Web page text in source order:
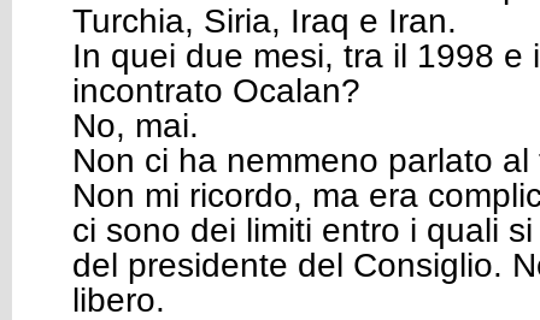
Turchia, Siria, Iraq e Iran.
In quei due mesi, tra il 1998 e
incontrato Ocalan?
No, mai.
Non ci ha nemmeno parlato
Non mi ricordo, ma era
ci sono dei limiti entro i quali
del presidente del Consiglio.
libero.